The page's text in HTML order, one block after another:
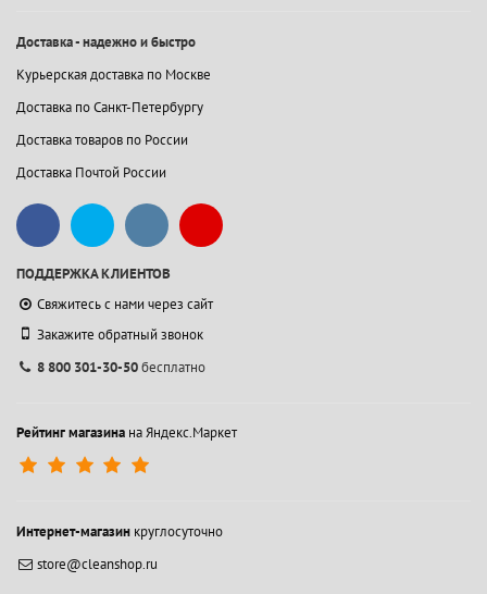
Доставка - надежно и быстро
Курьерская доставка по Москве
Доставка по Санкт-Петербургу
Доставка товаров по России
Доставка Почтой России
ПОДДЕРЖКА КЛИЕНТОВ
Свяжитесь с нами через сайт
Закажите обратный звонок
8 800 301-30-50бесплатно
Рейтинг магазина на Яндекс.Маркет
Интернет-магазин круглосуточно
store@cleanshop.ru